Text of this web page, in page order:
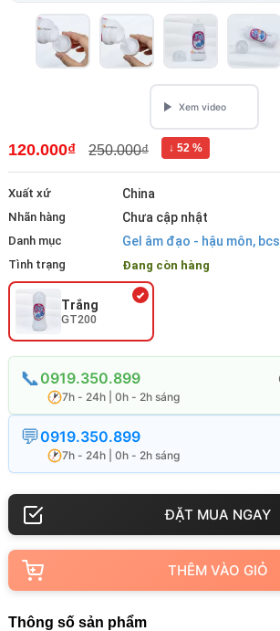
120.000₫ 250.000₫ ↓ 52 %
Xuất xứ China
Nhãn hàng Chưa cập nhật
Danh mục Gel âm đạo - hậu môn, bcs
Tình trạng Đang còn hàng
Trắng
GT200
0919.350.899
7h - 24h | 0h - 2h sáng
0919.350.899
7h - 24h | 0h - 2h sáng
THÊM VÀO GIỎ
Thông số sản phẩm